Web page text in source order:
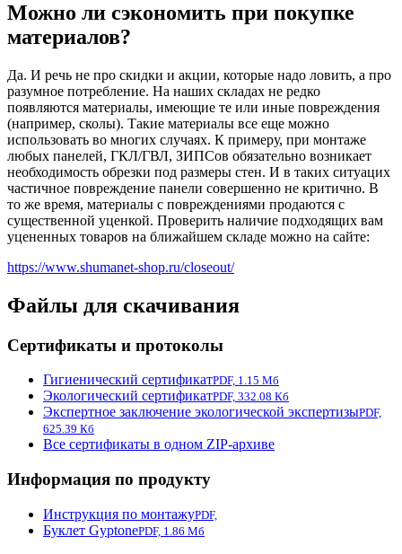
Можно ли сэкономить при покупке
материалов?
Да. И речь не про скидки и акции, которые надо ловить, а про
разумное потребление. На наших складах не редко
появляются материалы, имеющие те или иные повреждения
(например, сколы). Такие материалы все еще можно
использовать во многих случаях. К примеру, при монтаже
любых панелей, ГКЛ/ГВЛ, ЗИПСов обязательно возникает
необходимость обрезки под размеры стен. И в таких ситуацих
частичное повреждение панели совершенно не критично. В
то же время, материалы с повреждениями продаются с
существенной уценкой. Проверить наличие подходящих вам
уцененных товаров на ближайшем складе можно на сайте:
https://www.shumanet-shop.ru/closeout/
Файлы для скачивания
Сертификаты и протоколы
Гигиенический сертификатPDF, 1.15 Мб
Экологический сертификатPDF, 332.08 Кб
Экспертное заключение экологической экспертизыPDF,
625.39 Кб
Все сертификаты в одном ZIP-архиве
Информация по продукту
Инструкция по монтажуPDF,
Буклет GyptonePDF, 1.86 Мб